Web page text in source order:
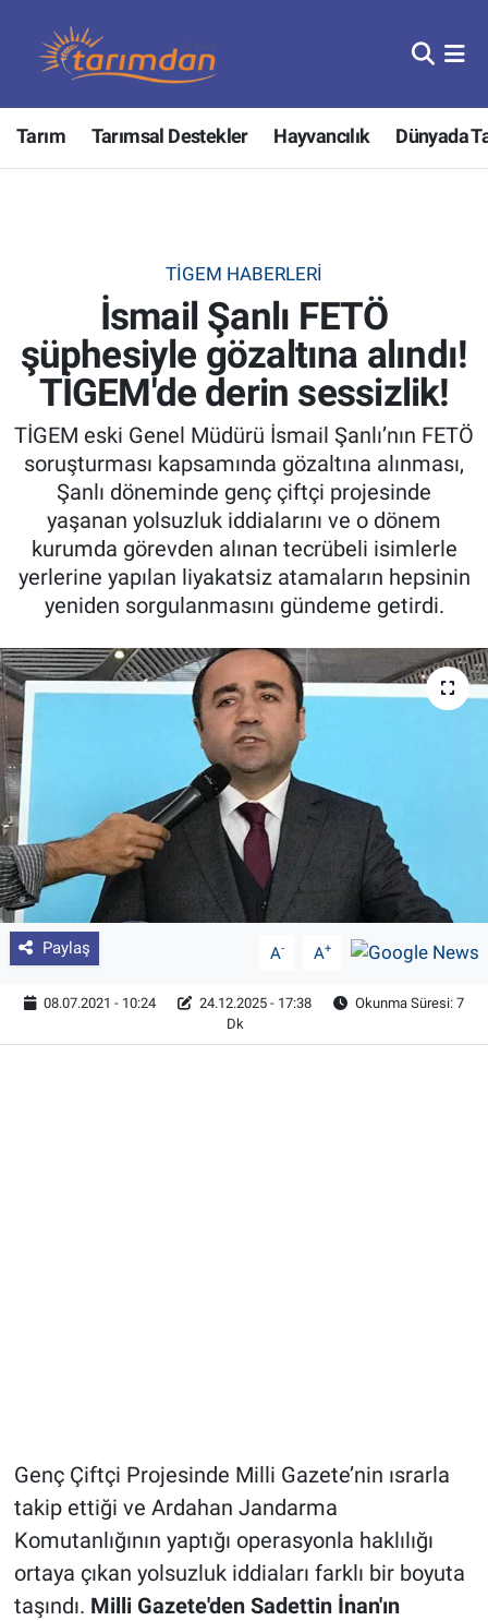
Tarım Tarımsal Destekler Hayvancılık Dünyada
TİGEM HABERLERI
İsmail Şanlı FETÖ
şüphesiyle gözaltına alındı!
TİGEM'de derin sessizlik!
TİGEM eski Genel Müdürü İsmail Şanlı’nın FETÖ
soruşturması kapsamında gözaltına alınması,
Şanlı döneminde genç çiftçi projesinde
yaşanan yolsuzluk iddialarını ve o dönem
kurumda görevden alınan tecrübeli isimlerle
yerlerine yapılan liyakatsiz atamaların hepsinin
yeniden sorgulanmasını gündeme getirdi.
Paylaş A- A+
08.07.2021 - 10:24 24.12.2025 - 17:38
Okunma Süresi: 7
Dk
Genç Çiftçi Projesinde Milli Gazete’nin ısrarla
takip ettiği ve Ardahan Jandarma
Komutanlığının yaptığı operasyonla haklılığı
ortaya çıkan yolsuzluk iddiaları farklı bir boyuta
taşındı. Milli Gazete'den Sadettin İnan'ın
Tarım
Hayvancılık
Tarımsal Destekler
Tarım Bakanlığı
Tarım Kredi Kooperatifleri
Pankobirlik
Et fiyatları
Yetiştirici Soruyor
Üretici Birlikleri
Şeker ve Şekerli Mamüller
Tahıllar ve Baklagiller
Nöbetçi Eczaneler
Hava Durumu
Tüm Manşetler
Son Dakika Haberleri